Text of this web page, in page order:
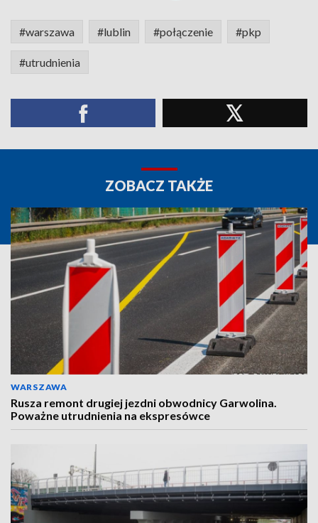
#warszawa #lublin #połączenie #pkp
#utrudnienia
ZOBACZ TAKŻE
WARSZAWA
Rusza remont drugiej jezdni obwodnicy Garwolina.
Poważne utrudnienia na ekspresówce